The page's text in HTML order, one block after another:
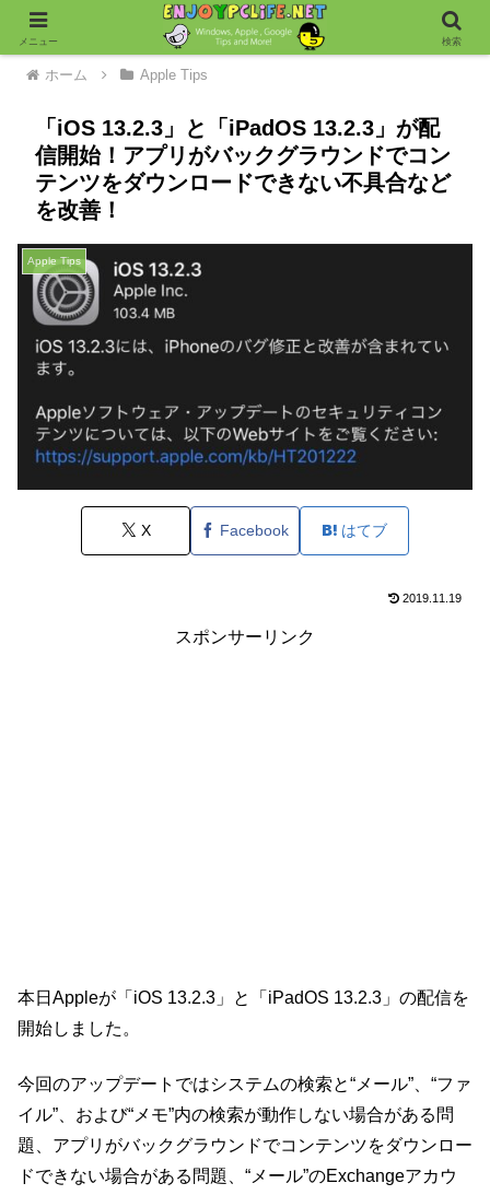
ホーム Apple Tips
「iOS 13.2.3」と「iPadOS 13.2.3」が配
信開始！アプリがバックグラウンドでコン
テンツをダウンロードできない不具合など
を改善！
Apple Tips
X Facebook はてブ
2019.11.19
スポンサーリンク
本日Appleが「iOS 13.2.3」と「iPadOS 13.2.3」の配信を
開始しました。
今回のアップデートではシステムの検索と“メール”、“ファ
イル”、および“メモ”内の検索が動作しない場合がある問
題、アプリがバックグラウンドでコンテンツをダウンロー
ドできない場合がある問題、“メール”のExchangeアカウ
メニュー 検索